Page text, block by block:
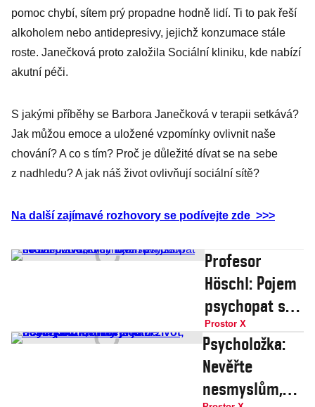
strach ze
samoty
pomoc chybí, sítem prý propadne hodně lidí. Ti to pak řeší
alkoholem nebo antidepresivy, jejichž konzumace stále
roste. Janečková proto založila Sociální kliniku, kde nabízí
akutní péči.
S jakými příběhy se Barbora Janečková v terapii setkává?
Jak můžou emoce a uložené vzpomínky ovlivnit naše
chování? A co s tím? Proč je důležité dívat se na sebe
z nadhledu? A jak náš život ovlivňují sociální sítě?
Na další zajímavé rozhovory se podívejte zde >>>
Profesor
Höschl: Pojem
psychopat se
zneužívá, kvůli
Babišovi jsem
dostal čočku,
o synově
Prostor X
Psycholožka:
Nevěřte
nesmyslům,